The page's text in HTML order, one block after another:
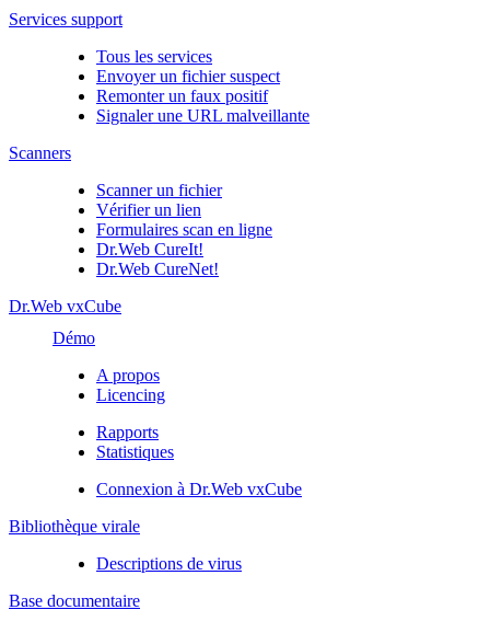
Services support
Tous les services
Envoyer un fichier suspect
Remonter un faux positif
Signaler une URL malveillante
Scanners
Scanner un fichier
Vérifier un lien
Formulaires scan en ligne
Dr.Web CureIt!
Dr.Web CureNet!
Dr.Web vxCube
Démo
A propos
Licencing
Rapports
Statistiques
Connexion à Dr.Web vxCube
Bibliothèque virale
Descriptions de virus
Base documentaire